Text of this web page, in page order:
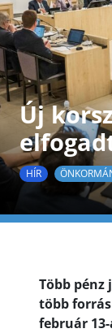
Új
HÍR
Több pénz
több
február